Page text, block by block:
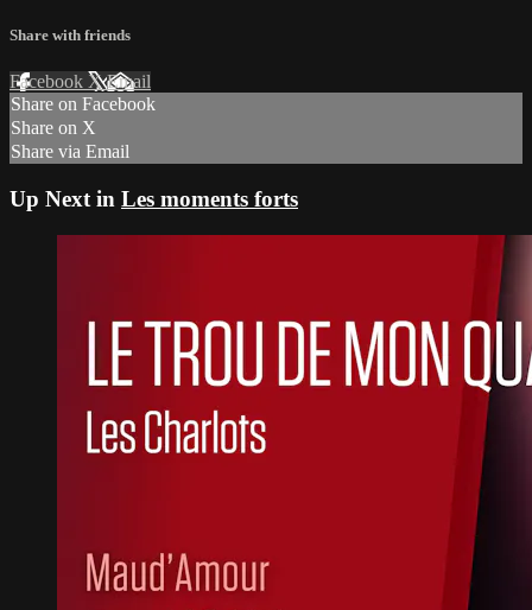
Share with friends
Facebook XEmail
Share on Facebook
Share on X
Share via Email
Up Next in Les moments forts